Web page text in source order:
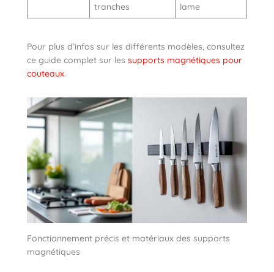
tranches
lame
Pour plus d’infos sur les différents modèles, consultez
ce guide complet sur les supports magnétiques pour
couteaux.
Fonctionnement précis et matériaux des supports
magnétiques